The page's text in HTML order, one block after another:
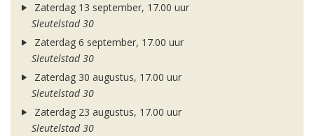
Zaterdag 13 september, 17.00 uur
Sleutelstad 30
Zaterdag 6 september, 17.00 uur
Sleutelstad 30
Zaterdag 30 augustus, 17.00 uur
Sleutelstad 30
Zaterdag 23 augustus, 17.00 uur
Sleutelstad 30